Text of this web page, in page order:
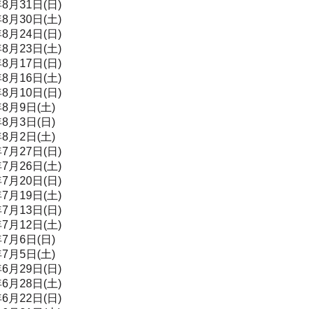
月31日(日)
月30日(土)
月24日(日)
月23日(土)
月17日(日)
月16日(土)
月10日(日)
月9日(土)
月3日(日)
月2日(土)
月27日(日)
月26日(土)
月20日(日)
月19日(土)
月13日(日)
月12日(土)
月6日(日)
月5日(土)
月29日(日)
月28日(土)
月22日(日)